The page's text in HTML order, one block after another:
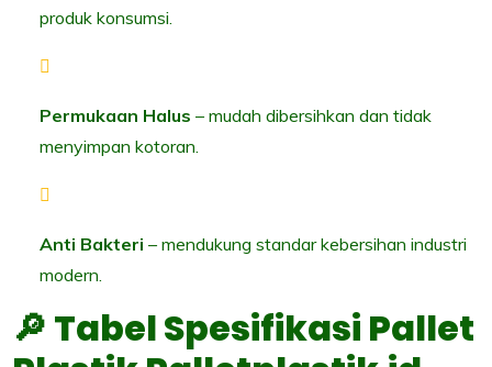
produk konsumsi.
Permukaan Halus – mudah dibersihkan dan tidak
menyimpan kotoran.
Anti Bakteri – mendukung standar kebersihan industri
modern.
🔎 Tabel Spesifikasi Pallet